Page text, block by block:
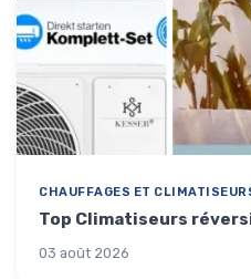
CHAUFFAGES ET
Top Climatiseurs
03 août 2026